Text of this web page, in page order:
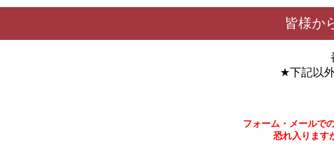
皆様か
★下記以
フォーム・メールで
恐れ入ります